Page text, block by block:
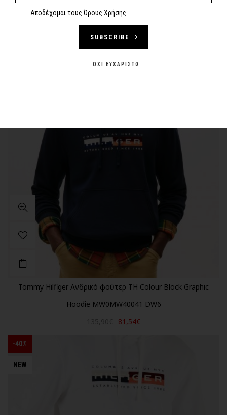
Αποδέχομαι τους Όρους Χρήσης
SUBSCRIBE
ΌΧΙ ΕΥΧΑΡΙΣΤΏ
Tommy Hilfiger Ανδρικό φούτερ TH Colour Block Graphic
Hoodie MW0MW40041 DW6
81,54€
-40%
NEW